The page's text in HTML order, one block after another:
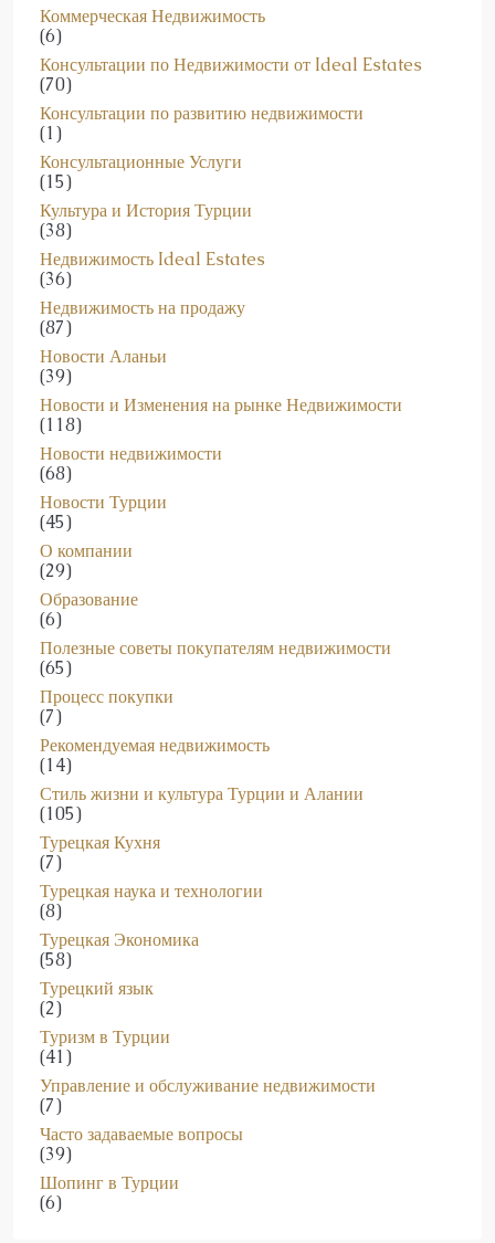
Коммерческая Недвижимость
(6)
Консультации по Недвижимости от Ideal Estates
(70)
Консультации по развитию недвижимости
(1)
Консультационные Услуги
(15)
Культура и История Турции
(38)
Недвижимость Ideal Estates
(36)
Недвижимость на продажу
(87)
Новости Аланьи
(39)
Новости и Изменения на рынке Недвижимости
(118)
Новости недвижимости
(68)
Новости Турции
(45)
О компании
(29)
Образование
(6)
Полезные советы покупателям недвижимости
(65)
Процесс покупки
(7)
Рекомендуемая недвижимость
(14)
Стиль жизни и культура Турции и Алании
(105)
Турецкая Кухня
(7)
Турецкая наука и технологии
(8)
Турецкая Экономика
(58)
Турецкий язык
(2)
Туризм в Турции
(41)
Управление и обслуживание недвижимости
(7)
Часто задаваемые вопросы
(39)
Шопинг в Турции
(6)